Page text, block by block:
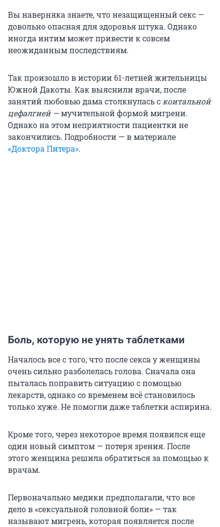
Вы наверняка знаете, что незащищенный секс —
довольно опасная для здоровья штука. Однако
иногда интим может привести к совсем
неожиданным последствиям.
Так произошло в истории 61-летней жительницы
Южной Дакоты. Как выяснили врачи, после
занятий любовью дама столкнулась с коитальной
цефалгией —мучительной формой мигрени.
Однако на этом неприятности пациентки не
закончились. Подробности — в материале
«Доктора Питера».
Боль, которую не унять таблетками
Началось все с того, что после секса у женщины
очень сильно разболелась голова. Сначала она
пыталась поправить ситуацию с помощью
лекарств, однако со временем всё становилось
только хуже. Не помогли даже таблетки аспирина.
Кроме того, через некоторое время появился еще
один новый симптом — потеря зрения. После
этого женщина решила обратиться за помощью к
врачам.
Первоначально медики предполагали, что все
дело в «сексуальной головной боли» — так
называют мигрень, которая появляется после